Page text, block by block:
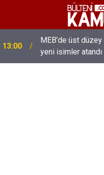
13:00
MEB’de üst
yeni isimler atandı